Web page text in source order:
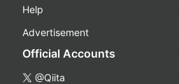
Help
Advertisement
Official Accounts
@Qiita